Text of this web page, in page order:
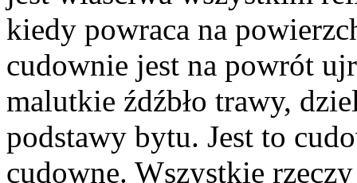
kiedy powraca na
cudownie jest na powrót
malutkie źdźbło trawy,
podstawy bytu. Jest to
cudowne. Wszystkie